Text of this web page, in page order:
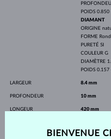
POIDS 0.850
DIAMANT
ORIGINE
FORME
PURETÉ SI
COULEUR G
DIAMÈTRE
POIDS 0.157
LARGEUR 8.4 mm
PROFONDEUR 10 mm
LONGEUR 420 mm
BIENVENUE